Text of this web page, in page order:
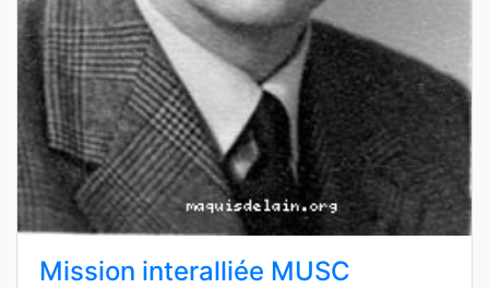
Mission interalliée MUSC